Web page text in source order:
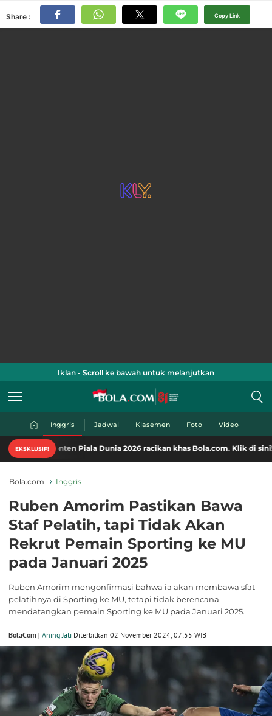
Share : Copy Link
Iklan - Scroll ke bawah untuk melanjutkan
Inggris Jadwal Klasemen Foto Video
EKSKLUSIF!
Piala Dunia 2026 racikan khas Bola.com. Klik di sini!
Bola.com Inggris
Ruben Amorim Pastikan Bawa
Staf Pelatih, tapi Tidak Akan
Rekrut Pemain Sporting ke MU
pada Januari 2025
Ruben Amorim mengonfirmasi bahwa ia akan membawa sfat
pelatihnya di Sporting ke MU, tetapi tidak berencana
mendatangkan pemain Sporting ke MU pada Januari 2025.
BolaCom | Aning Jati Diterbitkan 02 November 2024, 07:55 WIB